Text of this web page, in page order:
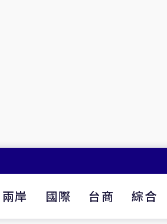
兩岸 國際 台商 綜合